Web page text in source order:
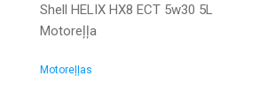
Shell HELIX HX8 ECT 5w30 5L
Motoreļļa
Motoreļļas